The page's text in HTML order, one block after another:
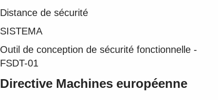
Distance de sécurité
SISTEMA
Outil de conception de sécurité fonctionnelle -
FSDT-01
Directive Machines européenne